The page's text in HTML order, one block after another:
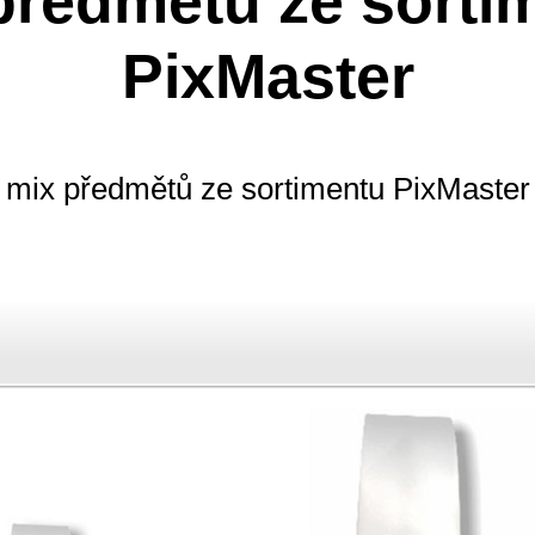
PixMaster
mix předmětů ze sortimentu PixMaster